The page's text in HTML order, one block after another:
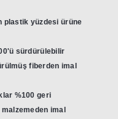
plastik yüzdesi ürüne
sürdürülebilir
fiberden imal
%100 geri
imal